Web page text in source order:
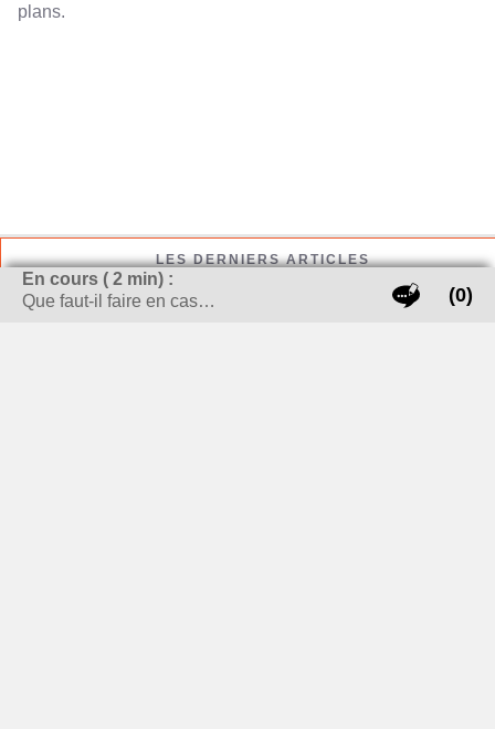
plans.
LES DERNIERS ARTICLES
En cours ( 2 min) :
Que faut-il faire en cas…
(0)